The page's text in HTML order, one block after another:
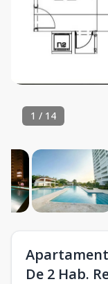
1 / 14
De 2 Hab.